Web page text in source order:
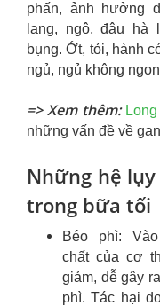
phấn, ảnh hưởng
lang, ngô, đậu
bụng. Ớt, tỏi, hành
ngủ, ngủ không
=> Xem thêm:
những vấn đề về gan
Những hệ
trong bữa tối
Béo phì:
chất của cơ
giảm, dễ gây
phì. Tác hại